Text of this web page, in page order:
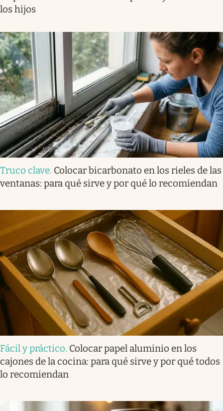
los hijos
Truco clave. Colocar bicarbonato en los rieles de las
ventanas: para qué sirve y por qué lo recomiendan
Fácil y práctico. Colocar papel aluminio en los
cajones de la cocina: para qué sirve y por qué todos
lo recomiendan